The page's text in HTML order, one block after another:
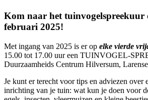
Kom naar het tuinvogelspreekuur
februari 2025!
Met ingang van 2025 is er op elke vierde
15.00 tot 17.00 uur een TUINVOGEL-
Duurzaamheids Centrum Hilversum,
Je kunt er terecht voor tips en adviezen over
inrichting van je tuin: wat kun je doen voor